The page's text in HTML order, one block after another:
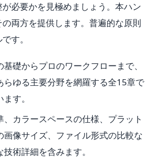
必要かを見極めましょう。本ハン
の両方を提供します。普遍的な原則
す。
礎からプロのワークフローまで、
らゆる主要分野を網羅する全15章で
す。
、カラースペースの仕様、プラット
画像サイズ、ファイル形式の比較な
術詳細を含みます。